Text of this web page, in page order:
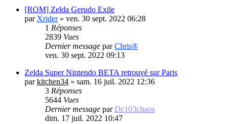
[ROM] Zelda Gerudo Exile
par Xrider» ven. 30 sept. 2022 06:28
1 Réponses
2839 Vues
Dernier message parChris®
ven. 30 sept. 2022 09:13
Zelda Super Nintendo BETA retrouvé sur Paris
parkitchen34 » sam. 16 juil. 2022 12:36
3 Réponses
5644 Vues
Dernier message parDc103chaos
dim. 17 juil. 2022 10:47